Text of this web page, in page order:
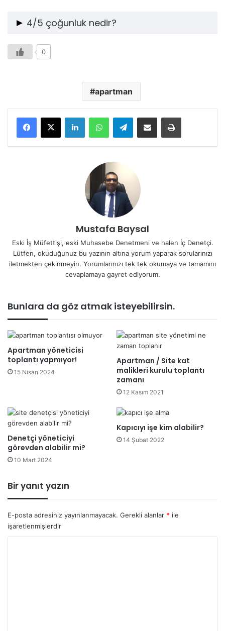
4/5 çoğunluk nedir?
4/5 çoğunluk, apartman ya da sitedeki tüm kat
maliklerinin (dükkanlar dahil) en az beşte dördünün
malikinden oluşan bir sitede en az 80 kat malikinin rızası
4/5 çoğunluğun sağlandığı anlamına gelir.
0
apartman
LinkedInWhatsAppTelegramE-Posta ile paylaş Yazdır
Mustafa Baysal
Eski İş Müfettişi, eski Muhasebe Denetmeni ve halen İç Denetçi.
Lütfen, okuduğunuz bu yazının altına yorum yaparak sorularınızı
iletmekten çekinmeyin. Yorumlarınızı tek tek okumaya ve tamamını
cevaplamaya gayret ediyorum.
Bunlara da göz atmak isteyebilirsin.
Apartman yöneticisi
toplantı yapmıyor!
15 Nisan 2024
Apartman / Site kat
malikleri kurulu toplantı
zamanı
12 Kasım 2021
Denetçi yöneticiyi
görevden alabilir mi?
10 Mart 2024
Kapıcıyı işe kim alabilir?
14 Şubat 2022
Bir yanıt yazın
E-posta adresiniz yayınlanmayacak. Gerekli alanlar * ile
işaretlenmişlerdir